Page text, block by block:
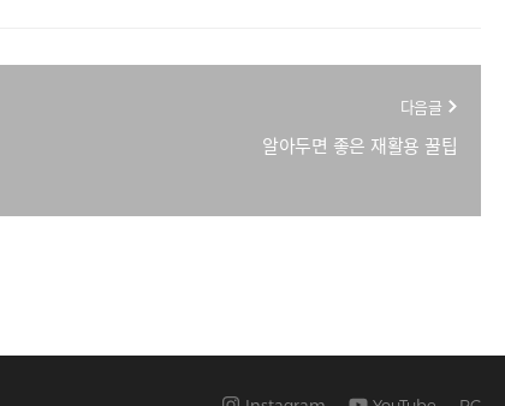
다음글
알아두면 좋은 재활용 꿀팁